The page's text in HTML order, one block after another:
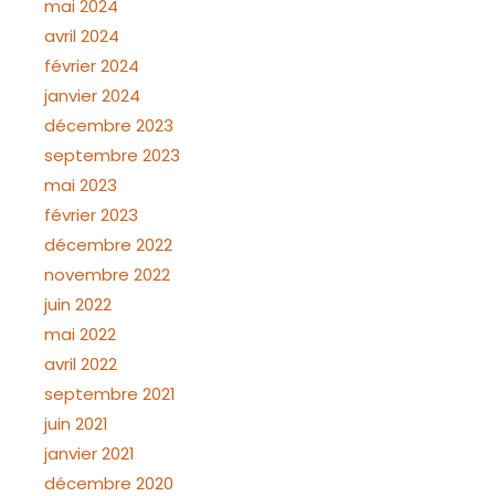
mai 2024
avril 2024
février 2024
janvier 2024
décembre 2023
septembre 2023
mai 2023
février 2023
décembre 2022
novembre 2022
juin 2022
mai 2022
avril 2022
septembre 2021
juin 2021
janvier 2021
décembre 2020